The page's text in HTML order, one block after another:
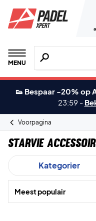
MENU
Zoeken naar
👟 Bespaar -20% op
23:59 -
Voorpagina
Starvie
Kategorier
Meest populair